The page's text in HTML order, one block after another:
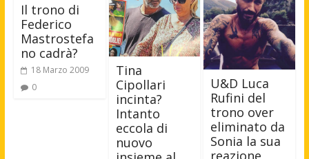
Il trono di
Federico
Mastrostefa
no cadrà?
18 Marzo 2009
0
Tina
Cipollari
incinta?
Intanto
eccola di
nuovo
U&D Luca
Rufini del
trono over
eliminato da
Sonia la sua